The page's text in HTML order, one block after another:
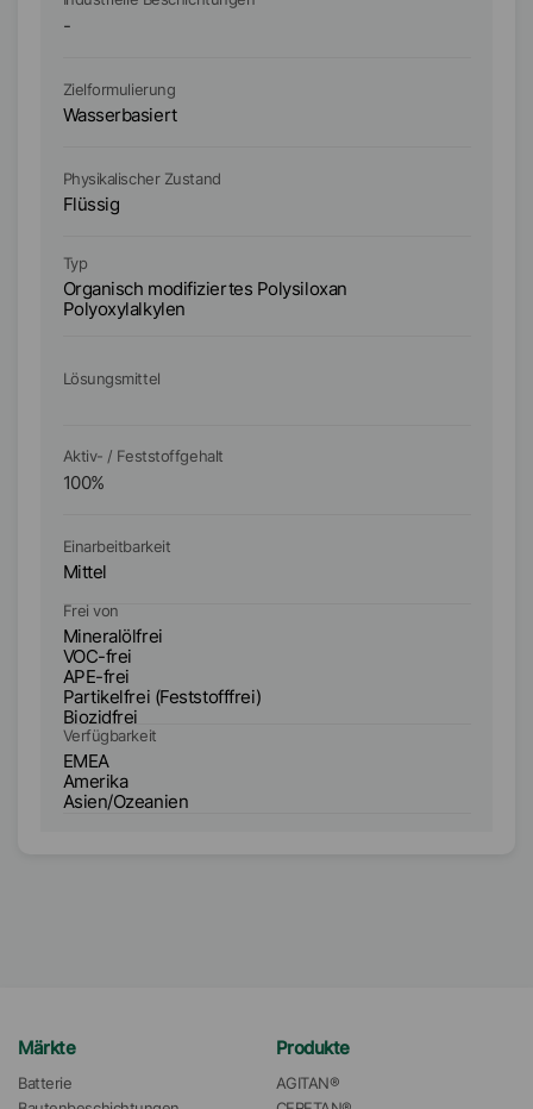
-
Zielformulierung
Wasserbasiert
Physikalischer Zustand
Flüssig
Typ
Organisch modifiziertes Polysiloxan
Polyoxylalkylen
Lösungsmittel
Aktiv- / Feststoffgehalt
100%
Einarbeitbarkeit
Mittel
Frei von
Mineralölfrei
VOC-frei
APE-frei
Partikelfrei (Feststofffrei)
Biozidfrei
Verfügbarkeit
EMEA
Amerika
Asien/Ozeanien
Märkte
Batterie
Produkte
AGITAN®